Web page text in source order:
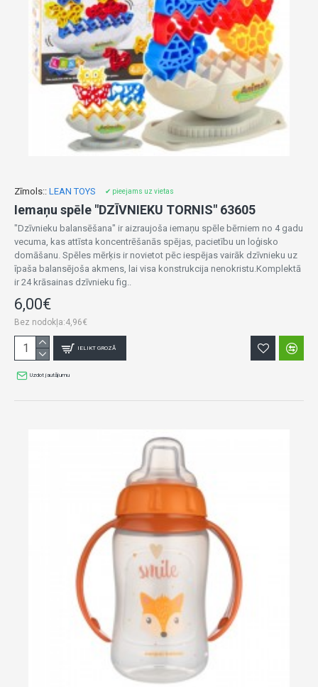
Zīmols:: LEAN TOYS ✔ pieejams uz vietas
Iemaņu spēle "DZĪVNIEKU TORNIS" 63605
"Dzīvnieku balansēšana" ir aizraujoša iemaņu spēle bērniem no 4 gadu
vecuma, kas attīsta koncentrēšanās spējas, pacietību un loģisko
domāšanu. Spēles mērķis ir novietot pēc iespējas vairāk dzīvnieku uz
īpaša balansējoša akmens, lai visa konstrukcija nenokristu.Komplektā
ir 24 krāsainas dzīvnieku fig..
6,00€
Bez nodokļa:4,96€
IELIKT GROZĀ
Uzdot jautājumu